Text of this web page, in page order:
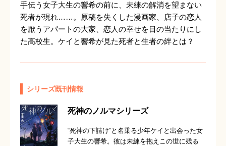
手伝う女子大生の響希の前に、未練の解消を望まない
死者が現れ……。原稿を失くした漫画家、店子の恋人
を厭うアパートの大家、恋人の幸せを目の当たりにし
た高校生。ケイと響希が見た死者と生者の絆とは？
シリーズ既刊情報
死神のノルマシリーズ
“死神の下請け”と名乗る少年ケイと出会った女
子大生の響希。彼は未練を抱えこの世に残る